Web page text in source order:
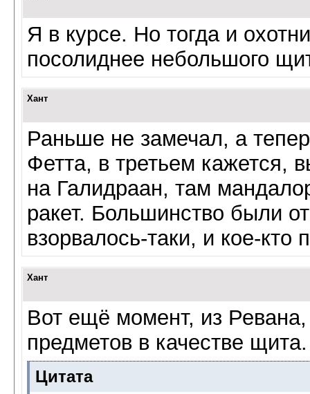
Я в курсе. Но тогда и
посолиднее небольшого
Хант
Раньше не замечал, а
Фетта, в третьем кажется,
на Галидраан, там
ракет. Большинство были
взорвалось-таки, и кое-кто
Хант
Вот ещё момент, из
предметов в качестве щита.
Цитата